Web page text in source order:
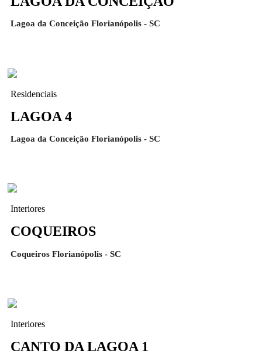
Lagoa da Conceição Florianópolis - SC
Residenciais
LAGOA 4
Lagoa da Conceição Florianópolis - SC
Interiores
COQUEIROS
Coqueiros Florianópolis - SC
Interiores
CANTO DA LAGOA 1